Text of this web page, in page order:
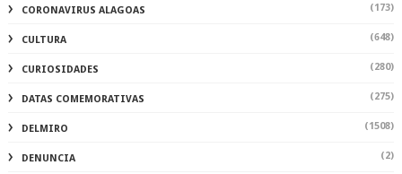
CORONAVIRUS ALAGOAS (173)
CULTURA (648)
CURIOSIDADES (280)
DATAS COMEMORATIVAS (275)
DELMIRO (1508)
DENUNCIA (2)